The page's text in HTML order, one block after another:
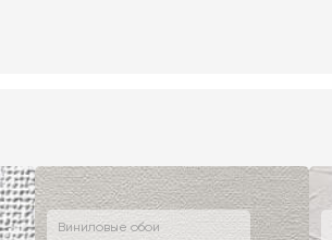
Виниловые обои